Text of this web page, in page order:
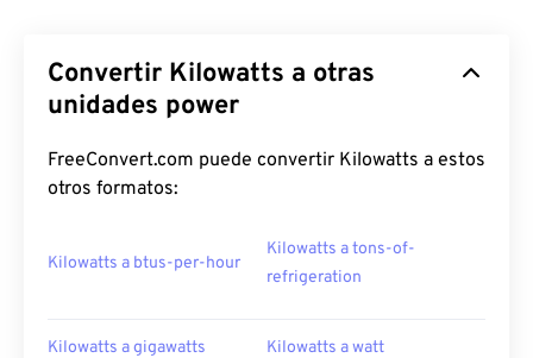
Convertir Kilowatts a otras
unidades power
FreeConvert.com puede convertir Kilowatts a estos
otros formatos:
Kilowatts a btus-per-hour
Kilowatts a tons-of-
refrigeration
Kilowatts a gigawatts Kilowatts a watt